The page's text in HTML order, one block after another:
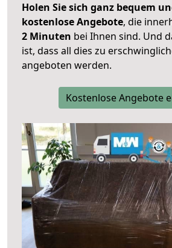
Holen Sie sich ganz bequem
kostenlose Angebote, die
2 Minuten bei Ihnen sind. Und
ist, dass all dies zu
angeboten werden.
Kostenlose Angebote